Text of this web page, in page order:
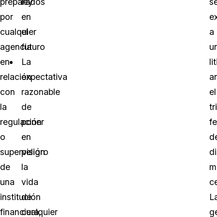
por
cualquier
agencia
en
relación
con
la
regulación
o
supervisión
de
una
institución
financiera,
en
el
futuro
La
expectativa
razonable
de
poner
en
peligro
la
vida
de
cualquier
a
el